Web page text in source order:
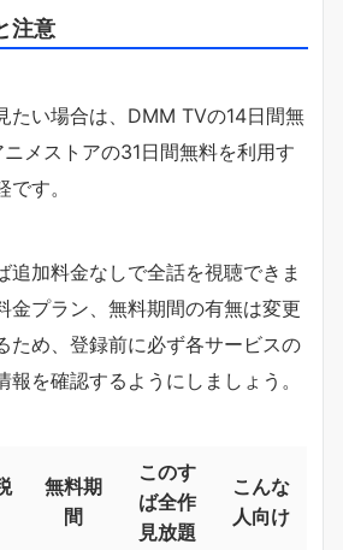
注意
たい場合は、DMM TVの14日間無
メストアの31日間無料を利用す
す。
追加料金なしで全話を視聴できま
金プラン、無料期間の有無は変更
ため、登録前に必ず各サービスの
を確認するようにしましょう。
無料期
間
このす
ば全作
見放題
こんな
人向け